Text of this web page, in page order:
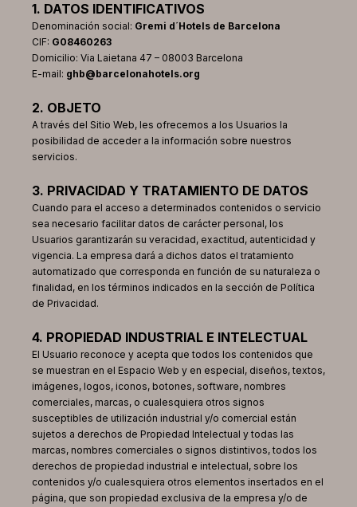
1. DATOS IDENTIFICATIVOS
Denominación social: Gremi d´Hotels de Barcelona
CIF: G08460263
Domicilio: Via Laietana 47 – 08003 Barcelona
E-mail: ghb@barcelonahotels.org
2. OBJETO
A través del Sitio Web, les ofrecemos a los Usuarios la
posibilidad de acceder a la información sobre nuestros
servicios.
3. PRIVACIDAD Y TRATAMIENTO DE DATOS
Cuando para el acceso a determinados contenidos o servicio
sea necesario facilitar datos de carácter personal, los
Usuarios garantizarán su veracidad, exactitud, autenticidad y
vigencia. La empresa dará a dichos datos el tratamiento
automatizado que corresponda en función de su naturaleza o
finalidad, en los términos indicados en la sección de Política
de Privacidad.
4. PROPIEDAD INDUSTRIAL E INTELECTUAL
El Usuario reconoce y acepta que todos los contenidos que
se muestran en el Espacio Web y en especial, diseños, textos,
imágenes, logos, iconos, botones, software, nombres
comerciales, marcas, o cualesquiera otros signos
susceptibles de utilización industrial y/o comercial están
sujetos a derechos de Propiedad Intelectual y todas las
marcas, nombres comerciales o signos distintivos, todos los
derechos de propiedad industrial e intelectual, sobre los
contenidos y/o cualesquiera otros elementos insertados en el
página, que son propiedad exclusiva de la empresa y/o de